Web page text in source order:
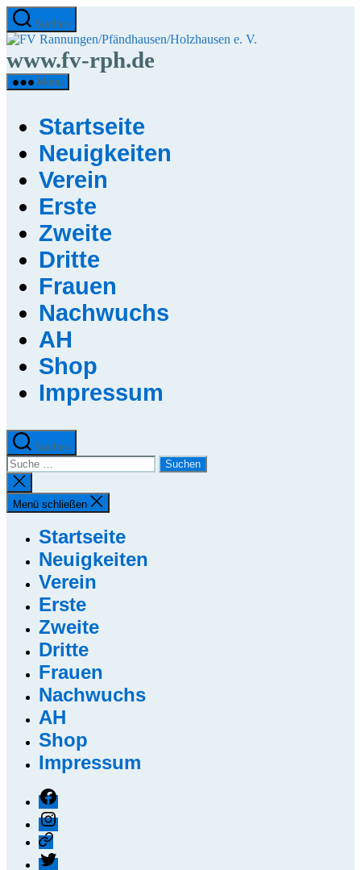
Direkt
zum
Inhalt
wechseln
Suchen
www.fv-rph.de
Menü
Startseite
Neuigkeiten
Verein
Erste
Zweite
Dritte
Frauen
Nachwuchs
AH
Shop
Impressum
Suchen
Suche
nach:
Suche
schließen
Menü schließen
Startseite
Neuigkeiten
Verein
Erste
Zweite
Dritte
Frauen
Nachwuchs
AH
Shop
Impressum
Facebook
Instagram
Threads
X